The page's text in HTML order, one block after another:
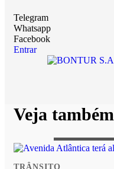
Telegram
Whatsapp
Facebook
Entrar
Veja também
TRÂNSITO